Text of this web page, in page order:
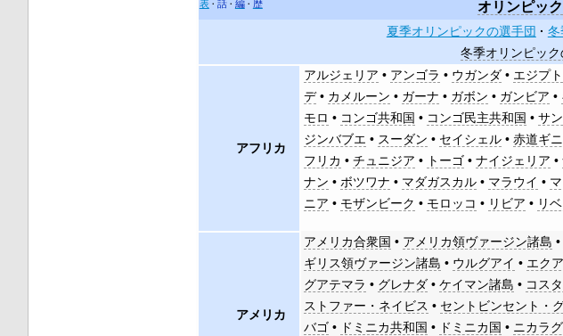
表 話 編 歴 オリンピック
夏季オリンピックの選手団
冬
冬季オリンピック
アフリカ
アルジェリア • アンゴラ • ウガンダ • エジプト
デ• カメルーン • ガーナ • ガボン • ガンビア •
モロ • コンゴ共和国 • コンゴ民主共和国 •サ
ジンバブエ • スーダン • セイシェル •赤道ギ
フリカ •チュニジア • トーゴ •ナイジェリア •
ナン •ボツワナ • マダガスカル • マラウイ •
ニア • モザンビーク • モロッコ • リビア • リ
アメリカ
アメリカ合衆国 • アメリカ領ヴァージン諸島 •
ギリス領ヴァージン諸島 • ウルグアイ • エク
グアテマラ • グレナダ •ケイマン諸島 • コス
ストファー・ネイビス • セントビンセント・
バゴ • ドミニカ共和国 • ドミニカ国 • ニカラ